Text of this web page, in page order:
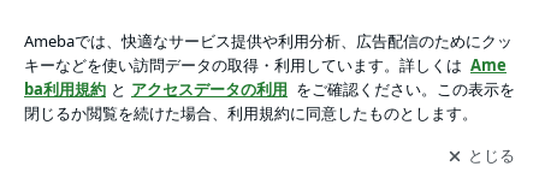
世界一周～アプリをダウンロードして ブログの更新通知
を受け取りまし
ょう。
開く